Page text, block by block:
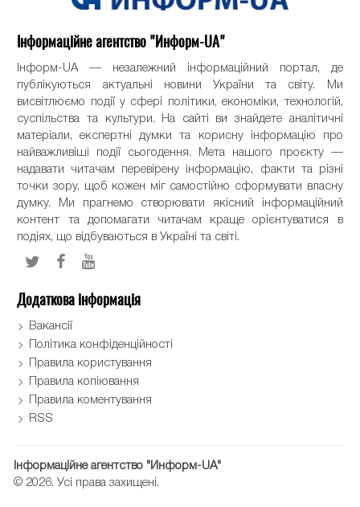
Інформаційне агентство "Информ-UA"
Інформ-UA — незалежний інформаційний портал, де
публікуються актуальні новини України та світу. Ми
висвітлюємо події у сфері політики, економіки, технологій,
суспільства та культури. На сайті ви знайдете аналітичні
матеріали, експертні думки та корисну інформацію про
найважливіші події сьогодення. Мета нашого проєкту —
надавати читачам перевірену інформацію, факти та різні
точки зору, щоб кожен міг самостійно сформувати власну
думку. Ми прагнемо створювати якісний інформаційний
контент та допомагати читачам краще орієнтуватися в
подіях, що відбуваються в Україні та світі.
Додаткова інформація
Вакансії
Політика конфіденційності
Правила користування
Правила копіювання
Правила коментування
RSS
Інформаційне агентство "Информ-UA"
© 2026. Усі права захищені.